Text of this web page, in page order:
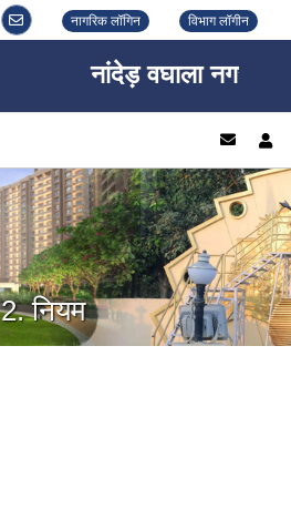
नागरिक लॉगिन विभाग लॉगीन
नांदेड़ वघाला नगर
2. नियम